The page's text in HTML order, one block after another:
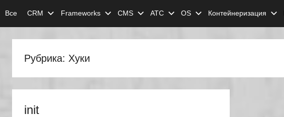
Все CRM Frameworks CMS АТС OS Контейнеризация
Рубрика: Хуки
init